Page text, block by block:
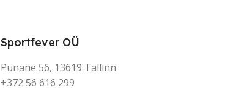
Sportfever OÜ
Punane 56, 13619 Tallinn
+372 56 616 299